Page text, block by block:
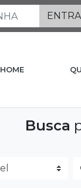
HOME
Busca